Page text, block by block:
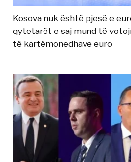
Kosova nuk është pjesë e
qytetarët e saj mund të
të kartëmonedhave euro